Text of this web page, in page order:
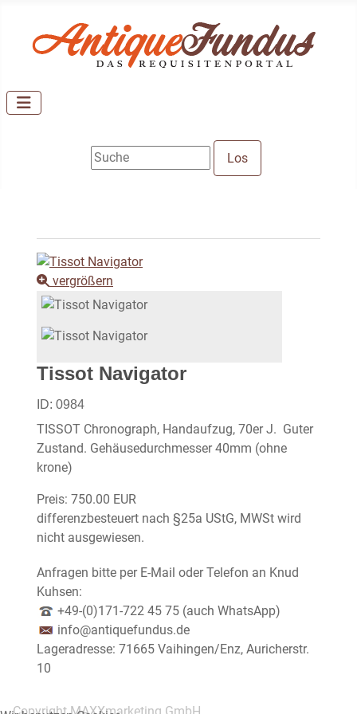
vergrößern
Tissot Navigator
ID: 0984
TISSOT Chronograph, Handaufzug, 70er J. Guter
Zustand. Gehäusedurchmesser 40mm (ohne
krone)
Preis: 750.00 EUR
differenzbesteuert nach §25a UStG, MWSt wird
nicht ausgewiesen.
Anfragen bitte per E-Mail oder Telefon an Knud
Kuhsen:
+49-(0)171-722 45 75 (auch WhatsApp)
info@antiquefundus.de
Lageradresse: 71665 Vaihingen/Enz, Auricherstr.
10